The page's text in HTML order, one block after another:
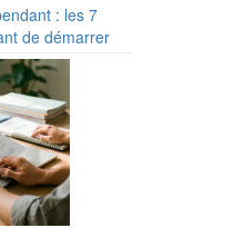
: les 7
de démarrer